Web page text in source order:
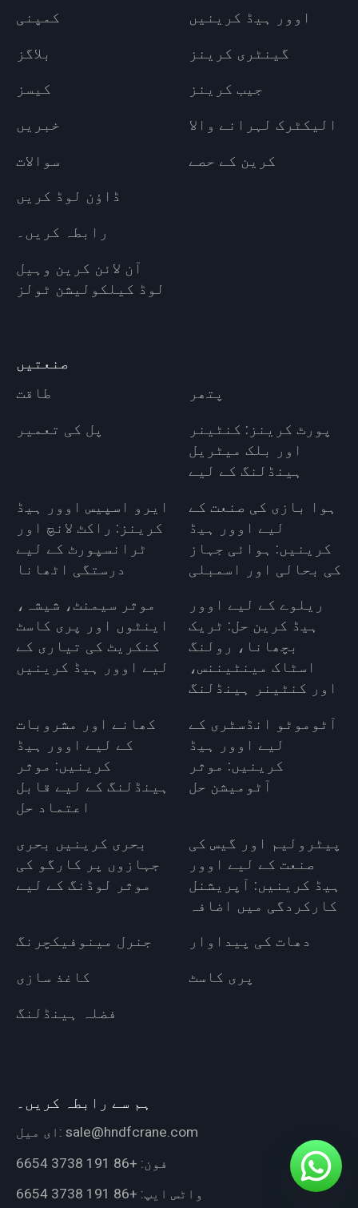
کمپنی
بلاگز
کیسز
خبریں
سوالات
ڈاؤن لوڈ کریں
رابطہ کریں۔
آن لائن کرین وہیل
لوڈ کیلکولیشن ٹولز
اوور ہیڈ کرینیں
گینٹری کرینز
جیب کرینز
الیکٹرک لہرانے والا
کرین کے حصے
صنعتیں
طاقت
پتھر
پل کی تعمیر
پورٹ کرینز: کنٹینر
اور بلک میٹریل
ہینڈلنگ کے لیے
ایرو اسپیس اوور ہیڈ
کرینز: راکٹ لانچ اور
ٹرانسپورٹ کے لیے
درستگی اٹھانا
ہوا بازی کی صنعت کے
لیے اوور ہیڈ
کرینیں: ہوائی جہاز
کی بحالی اور اسمبلی
موثر سیمنٹ، شیشہ،
اینٹوں اور پری کاسٹ
کنکریٹ کی تیاری کے
لیے اوور ہیڈ کرینیں
ریلوے کے لیے اوور
ہیڈ کرین حل: ٹریک
بچھانا، رولنگ
اسٹاک مینٹیننس،
اور کنٹینر ہینڈلنگ
کھانے اور مشروبات
کے لیے اوور ہیڈ
کرینیں: موثر
ہینڈلنگ کے لیے قابل
اعتماد حل
آٹوموٹو انڈسٹری کے
لیے اوور ہیڈ
کرینیں: موثر
آٹومیشن حل
بحری کرینیں بحری
جہازوں پر کارگو کی
موثر لوڈنگ کے لیے
پیٹرولیم اور گیس کی
صنعت کے لیے اوور
ہیڈ کرینیں: آپریشنل
کارکردگی میں اضافہ
جنرل مینوفیکچرنگ
دھات کی پیداوار
کاغذ سازی
پری کاسٹ
فضلہ ہینڈلنگ
ہم سے رابطہ کریں۔
ای میل: sale@hndfcrane.com
فون: +86 191 3738 6654
واٹس ایپ: +86 191 3738 6654